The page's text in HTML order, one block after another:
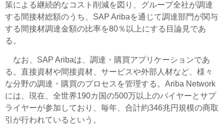
策による継続的なコスト削減を図り、グループ全社が調達
する間接材総額のうち、SAP Aribaを通じて調達部門が関与
する間接材調達金額の比率を80％以上にする目論見であ
る。
なお、SAP Aribaは、調達・購買アプリケーションであ
る。直接資材や間接資材、サービスや外部人材など、様々
な分野の調達・購買のプロセスを管理する。Ariba Network
には、現在、全世界190カ国の500万以上のバイヤーとサプ
ライヤーが参加しており、毎年、合計約346兆円規模の商取
引が行われているという。